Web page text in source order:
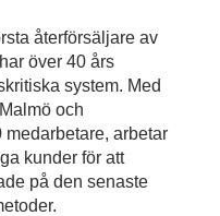
återförsäljare av
över 40 års
system. Med
och
medarbetare, arbetar
kunder för att
på den senaste